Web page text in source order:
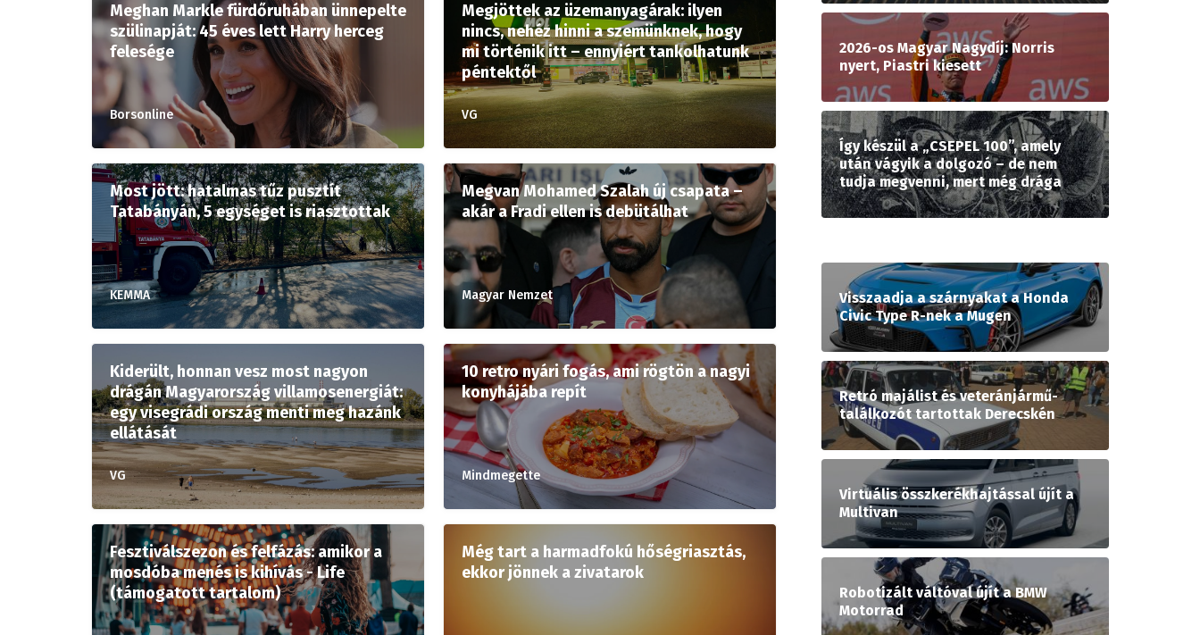
Meghan Markle fürdőruhában ünnepelte
szülinapját: 45 éves lett Harry herceg
felesége
Borsonline
Megjöttek az üzemanyagárak: ilyen
nincs, nehéz hinni a szemünknek, hogy
mi történik itt – ennyiért tankolhatunk
péntektől
VG
Most jött: hatalmas tűz pusztít
Tatabányán, 5 egységet is riasztottak
KEMMA
Megvan Mohamed Szalah új csapata –
akár a Fradi ellen is debütálhat
Magyar Nemzet
Kiderült, honnan vesz most nagyon
drágán Magyarország villamosenergiát:
egy visegrádi ország menti meg hazánk
ellátását
VG
10 retro nyári fogás, ami rögtön a nagyi
konyhájába repít
Mindmegette
Fesztiválszezon és felfázás: amikor a
mosdóba menés is kihívás - Life
(támogatott tartalom)
Még tart a harmadfokú hőségriasztás,
ekkor jönnek a zivatarok
2026-os Magyar Nagydíj: Norris
nyert, Piastri kiesett
Így készül a „CSEPEL 100”, amely
után vágyik a dolgozó – de nem
tudja megvenni, mert még drága
Visszaadja a szárnyakat a Honda
Civic Type R-nek a Mugen
Retró majálist és veteránjármű-
találkozót tartottak Derecskén
Virtuális összkerékhajtással újít a
Multivan
Robotizált váltóval újít a BMW
Motorrad